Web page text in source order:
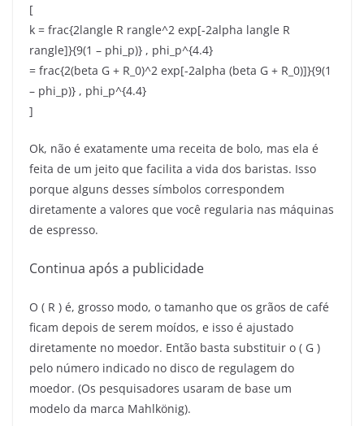
[
k = frac{2langle R rangle^2 exp[-2alpha langle R
rangle]}{9(1 – phi_p)} , phi_p^{4.4}
= frac{2(beta G + R_0)^2 exp[-2alpha (beta G + R_0)]}{9(1
– phi_p)} , phi_p^{4.4}
]
Ok, não é exatamente uma receita de bolo, mas ela é
feita de um jeito que facilita a vida dos baristas. Isso
porque alguns desses símbolos correspondem
diretamente a valores que você regularia nas máquinas
de espresso.
Continua após a publicidade
O ( R ) é, grosso modo, o tamanho que os grãos de café
ficam depois de serem moídos, e isso é ajustado
diretamente no moedor. Então basta substituir o ( G )
pelo número indicado no disco de regulagem do
moedor. (Os pesquisadores usaram de base um
modelo da marca Mahlkönig).